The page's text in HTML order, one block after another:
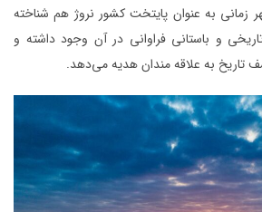
زمانی به عنوان پایتخت کشور نروژ هم شناخته
و باستانی فراوانی در آن وجود داشته و
به علاقه مندان هدیه می‌دهد.